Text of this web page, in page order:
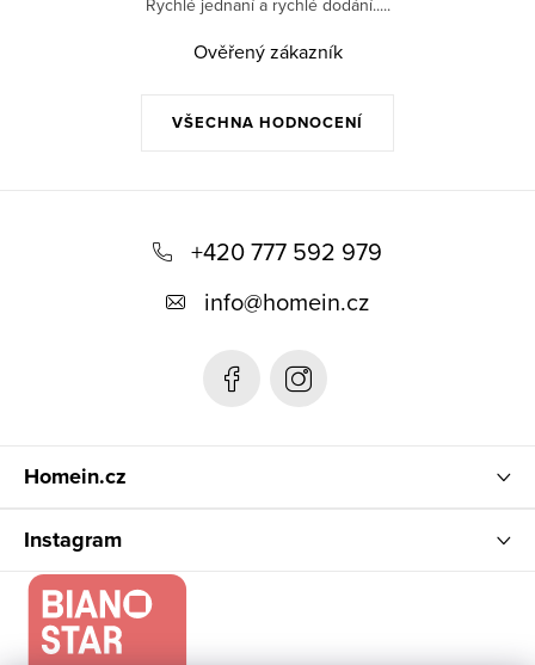
VŠECHNA HODNOCENÍ
Rychlé jednaní a rychlé dodání.....
Ověřený zákazník
+420 777 592 979
info@homein.cz
Homein.cz
Instagram